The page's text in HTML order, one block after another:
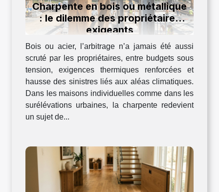
Charpente en bois ou métallique
: le dilemme des propriétaires
exigeants
Bois ou acier, l’arbitrage n’a jamais été aussi
scruté par les propriétaires, entre budgets sous
tension, exigences thermiques renforcées et
hausse des sinistres liés aux aléas climatiques.
Dans les maisons individuelles comme dans les
surélévations urbaines, la charpente redevient
un sujet de...